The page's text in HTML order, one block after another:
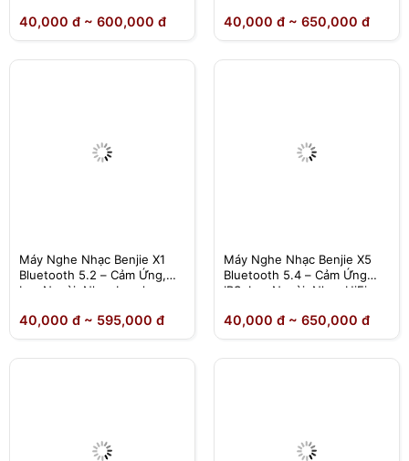
40,000 đ ~ 600,000 đ 40,000 đ ~ 650,000 đ
Máy Nghe Nhạc Benjie X1
Bluetooth 5.2 – Cảm Ứng,
Loa Ngoài, Nhạc Lossless
40,000 đ ~ 595,000 đ
Máy Nghe Nhạc Benjie X5
Bluetooth 5.4 – Cảm Ứng
IPS, Loa Ngoài, Nhạc HiFi
40,000 đ ~ 650,000 đ